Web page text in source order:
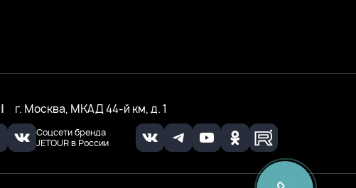
Соцсети бренда
JETOUR в России
| г. Москва, МКАД 44-й км, д. 1